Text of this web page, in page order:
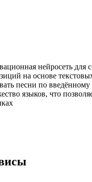
нейросеть для
на основе
песни по введённому
языков, что